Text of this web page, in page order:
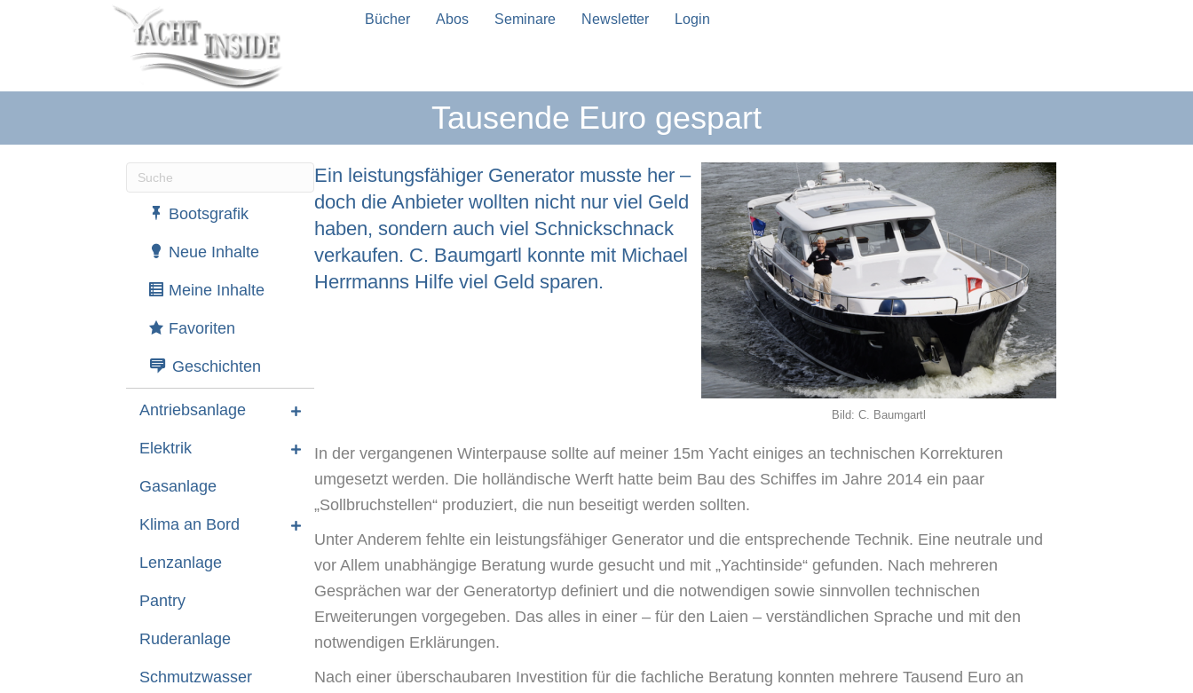
Bücher Abos Seminare Newsletter Login
Tausende Euro gespart
Wenn die Ergebnisse der automatischen Vervollständigung verfügbar sind, benutze die Pfeile nach oben und unten, um sie zu überprüfen, und die
Bootsgrafik
Neue Inhalte
Meine Inhalte
Favoriten
Geschichten
Antriebsanlage
Elektrik
Gasanlage
Klima an Bord
Lenzanlage
Pantry
Ruderanlage
Schmutzwasser
Ein leistungsfähiger Generator musste her –
doch die Anbieter wollten nicht nur viel Geld
haben, sondern auch viel Schnickschnack
verkaufen. C. Baumgartl konnte mit Michael
Herrmanns Hilfe viel Geld sparen.
Bild: C. Baumgartl
In der vergangenen Winterpause sollte auf meiner 15m Yacht einiges an technischen Korrekturen
umgesetzt werden. Die holländische Werft hatte beim Bau des Schiffes im Jahre 2014 ein paar
„Sollbruchstellen“ produziert, die nun beseitigt werden sollten.
Unter Anderem fehlte ein leistungsfähiger Generator und die entsprechende Technik. Eine neutrale und
vor Allem unabhängige Beratung wurde gesucht und mit „Yachtinside“ gefunden. Nach mehreren
Gesprächen war der Generatortyp definiert und die notwendigen sowie sinnvollen technischen
Erweiterungen vorgegeben. Das alles in einer – für den Laien – verständlichen Sprache und mit den
notwendigen Erklärungen.
Nach einer überschaubaren Investition für die fachliche Beratung konnten mehrere Tausend Euro an